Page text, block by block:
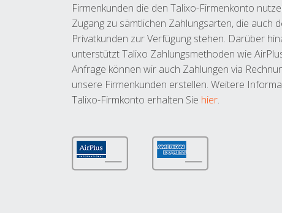
Firmenkunden die den Talixo-Firmenkonto
Zugang zu sämtlichen Zahlungsarten, die auch
Privatkunden zur Verfügung stehen. Darüber
unterstützt Talixo Zahlungsmethoden wie
Anfrage können wir auch Zahlungen via
unsere Firmenkunden erstellen. Weitere
Talixo-Firmkonto erhalten Sie hier.